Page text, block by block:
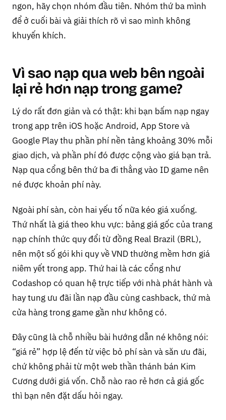
ngon, hãy chọn nhóm đầu tiên. Nhóm thứ ba mình
để ở cuối bài và giải thích rõ vì sao mình không
khuyến khích.
Vì sao nạp qua web bên ngoài
lại rẻ hơn nạp trong game?
Lý do rất đơn giản và có thật: khi bạn bấm nạp ngay
trong app trên iOS hoặc Android, App Store và
Google Play thu phần phí nền tảng khoảng 30% mỗi
giao dịch, và phần phí đó được cộng vào giá bạn trả.
Nạp qua cổng bên thứ ba đi thẳng vào ID game nên
né được khoản phí này.
Ngoài phí sàn, còn hai yếu tố nữa kéo giá xuống.
Thứ nhất là giá theo khu vực: bảng giá gốc của trang
nạp chính thức quy đổi từ đồng Real Brazil (BRL),
nên một số gói khi quy về VND thường mềm hơn giá
niêm yết trong app. Thứ hai là các cổng như
Codashop có quan hệ trực tiếp với nhà phát hành và
hay tung ưu đãi lần nạp đầu cùng cashback, thứ mà
cửa hàng trong game gần như không có.
Đây cũng là chỗ nhiều bài hướng dẫn né không nói:
“giá rẻ” hợp lệ đến từ việc bỏ phí sàn và săn ưu đãi,
chứ không phải từ một web thần thánh bán Kim
Cương dưới giá vốn. Chỗ nào rao rẻ hơn cả giá gốc
thì bạn nên đặt dấu hỏi ngay.